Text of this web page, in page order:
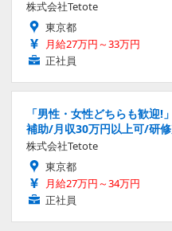
株式会社Tetote
東京都
月給27万円～33万円
正社員
「男性・女性どちらも歓迎
補助/月収30万円以上可/研
株式会社Tetote
東京都
月給27万円～34万円
正社員